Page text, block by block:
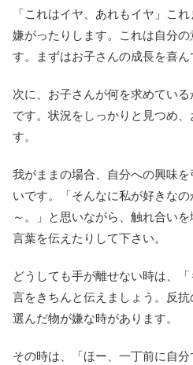
「これはイヤ、あれもイヤ」こ
嫌がったりします。これは自分
す。まずはお子さんの成長を喜ん
次に、お子さんが何を求めてい
です。状況をしっかりと見つめ
す。
我がままの場合、自分への興味
いです。「そんなに私が好きな
～。」と思いながら、触れ合い
言葉を伝えたりして下さい。
どうしても手が離せない時は、
言をきちんと伝えましょう。反
選んだ物が嫌な時があります。
その時は、「ほー、一丁前に自